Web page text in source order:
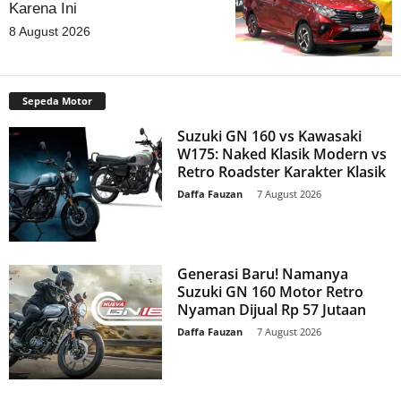
Karena Ini
8 August 2026
Sepeda Motor
Suzuki GN 160 vs Kawasaki
W175: Naked Klasik Modern vs
Retro Roadster Karakter Klasik
Daffa Fauzan 7 August 2026
Generasi Baru! Namanya
Suzuki GN 160 Motor Retro
Nyaman Dijual Rp 57 Jutaan
Daffa Fauzan 7 August 2026